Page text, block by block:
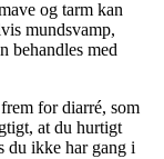
og tarm kan
mundsvamp,
behandles med
for diarré, som
at du hurtigt
du ikke har gang i